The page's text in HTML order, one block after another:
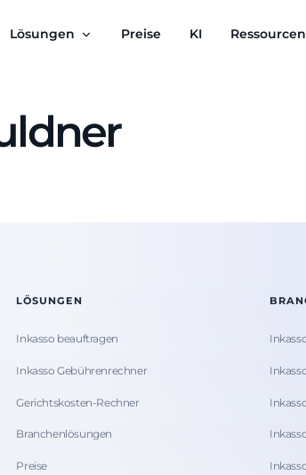
Lösungen Preise KI Ressourcen
LÖSUNGEN
Inkasso beauftragen
Inkasso Gebührenrechner
Gerichtskosten-Rechner
Branchenlösungen
Preise